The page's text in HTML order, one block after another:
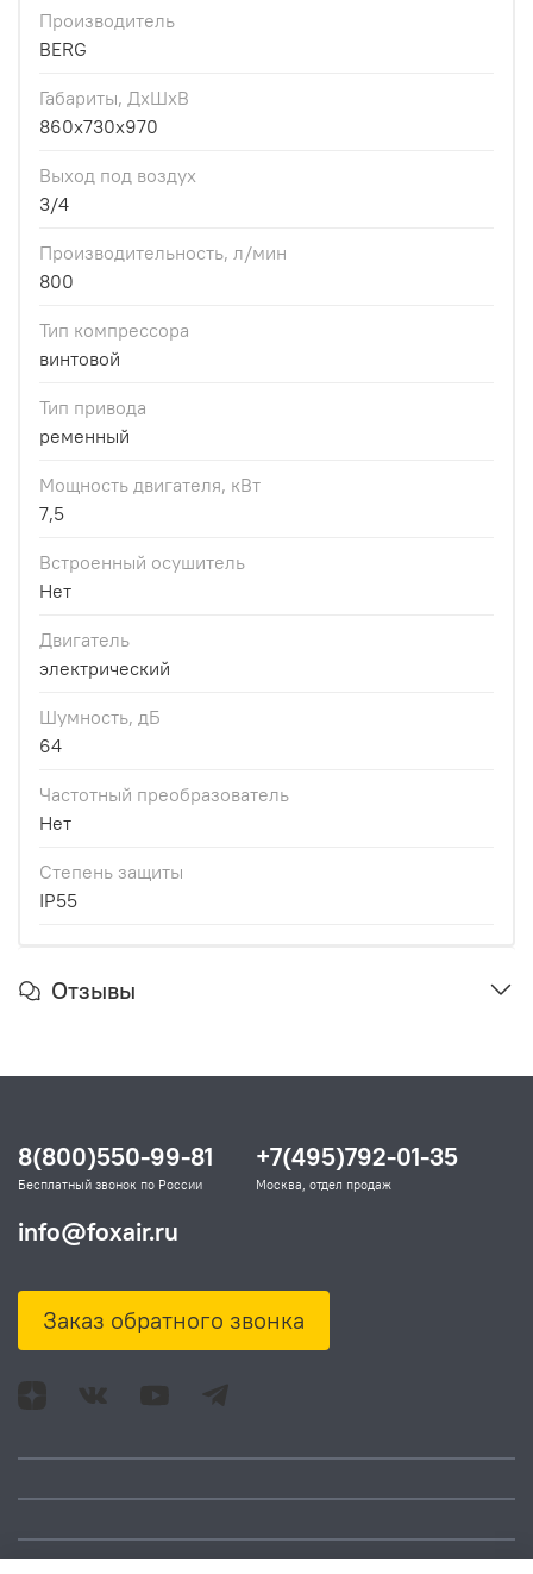
Производитель
BERG
Габариты, ДхШхВ
860x730x970
Выход под воздух
3/4
Производительность, л/мин
800
Тип компрессора
винтовой
Тип привода
ременный
Мощность двигателя, кВт
7,5
Встроенный осушитель
Нет
Двигатель
электрический
Шумность, дБ
64
Частотный преобразователь
Нет
Степень защиты
IP55
Отзывы
Адрес: Москва, ул.
8(800)550-99-81
Бесплатный звонок по России
+7(495)792-01-35
Москва, отдел продаж
info@foxair.ru
Заказ обратного звонка